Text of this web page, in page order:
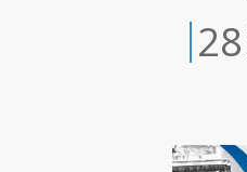
28